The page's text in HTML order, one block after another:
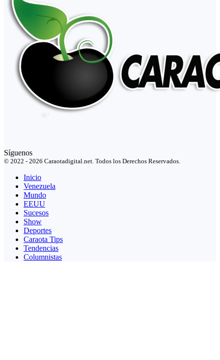
Síguenos
© 2022 - 2026 Caraotadigital.net. Todos los Derechos Reservados.
Inicio
Venezuela
Mundo
EEUU
Sucesos
Show
Deportes
Caraota Tips
Tendencias
Columnistas